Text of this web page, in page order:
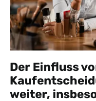
Der Einfluss
weiter,